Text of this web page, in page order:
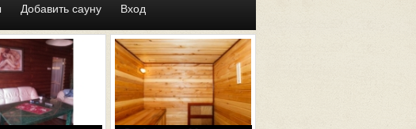
Добавить сауну Вход